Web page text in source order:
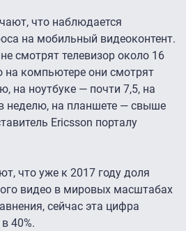
что наблюдается
на мобильный видеоконтент.
смотрят телевизор около 16
на компьютере они смотрят
на ноутбуке — почти 7,5, на
неделю, на планшете — свыше
Ericsson порталу
что уже к 2017 году доля
видео в мировых масштабах
сейчас эта цифра
40%.